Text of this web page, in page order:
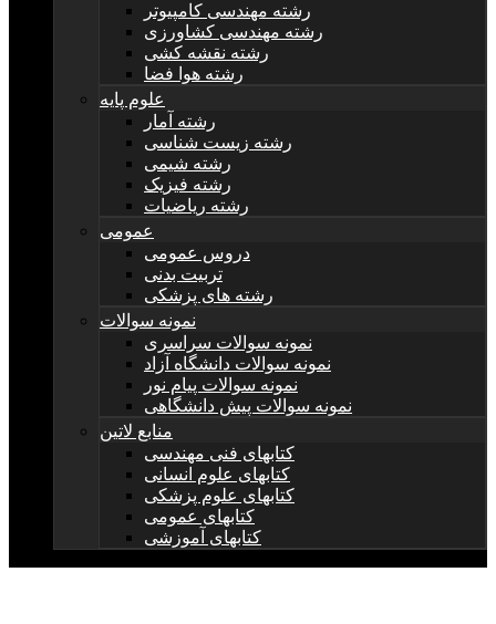
رشته مهندسی کامپیوتر
رشته مهندسی کشاورزی
رشته نقشه کشی
رشته هوا فضا
علوم پایه
رشته آمار
رشته زیست شناسی
رشته شیمی
رشته فیزیک
رشته ریاضیات
عمومی
دروس عمومی
تربیت بدنی
رشته های پزشکی
نمونه سوالات
نمونه سوالات سراسری
نمونه سوالات دانشگاه آزاد
نمونه سوالات پیام نور
نمونه سوالات پیش دانشگاهی
منابع لاتین
کتابهای فنی مهندسی
کتابهای علوم انسانی
کتابهای علوم پزشکی
کتابهای عمومی
کتابهای آموزشی